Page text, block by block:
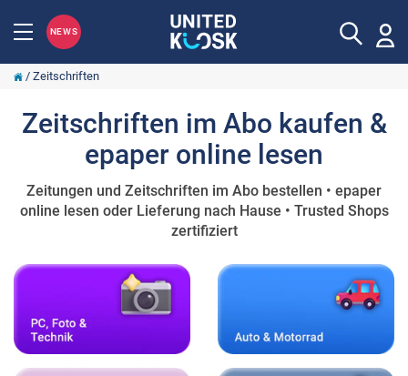
NEWS
/ Zeitschriften
Zeitschriften im Abo kaufen &
epaper online lesen
Zeitungen und Zeitschriften im Abo bestellen • epaper
online lesen oder Lieferung nach Hause • Trusted Shops
zertifiziert